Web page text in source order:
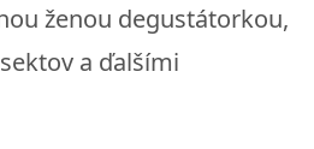
ženou degustátorkou,
a ďalšími